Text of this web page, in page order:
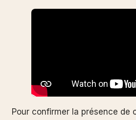
Pour confirmer la présence de